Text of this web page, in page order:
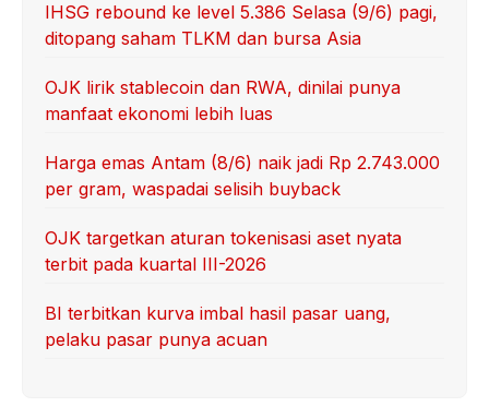
IHSG rebound ke level 5.386 Selasa (9/6) pagi,
ditopang saham TLKM dan bursa Asia
OJK lirik stablecoin dan RWA, dinilai punya
manfaat ekonomi lebih luas
Harga emas Antam (8/6) naik jadi Rp 2.743.000
per gram, waspadai selisih buyback
OJK targetkan aturan tokenisasi aset nyata
terbit pada kuartal III-2026
BI terbitkan kurva imbal hasil pasar uang,
pelaku pasar punya acuan